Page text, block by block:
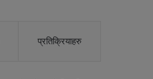
प्रतिक्रियाहरु